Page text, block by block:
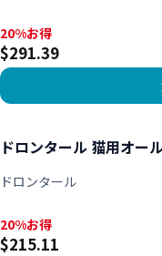
20%お得, $291.39
20%お得
$291.39
ドロンタール 猫用オー
ドロンタール
20%お得, $215.11
20%お得
$215.11